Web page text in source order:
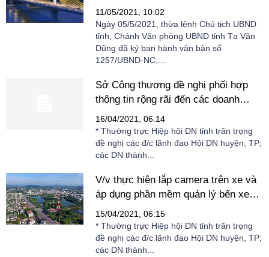
tiêu biểu năm 2020 – Cúp Bông Hồng
Vàng
11/05/2021, 10:02
Ngày 05/5/2021, thừa lệnh Chủ tịch UBND
tỉnh, Chánh Văn phòng UBND tỉnh Tạ Văn
Dũng đã ký ban hành văn bản số
1257/UBND-NC,...
Sở Công thương đề nghị phối hợp
thông tin rộng rãi đến các doanh
nghiệp
16/04/2021, 06:14
* Thường trực Hiệp hội DN tỉnh trân trọng
đề nghị các đ/c lãnh đạo Hội DN huyện, TP;
các DN thành...
V/v thực hiện lắp camera trên xe và
áp dụng phần mềm quản lý bến xe
khách theo lộ trình quy định tại Nghị
định số 10/2020/NĐ-CP ngày
17/01/2020 của Chính phủ
15/04/2021, 06:15
* Thường trực Hiệp hội DN tỉnh trân trọng
đề nghị các đ/c lãnh đạo Hội DN huyện, TP;
các DN thành...